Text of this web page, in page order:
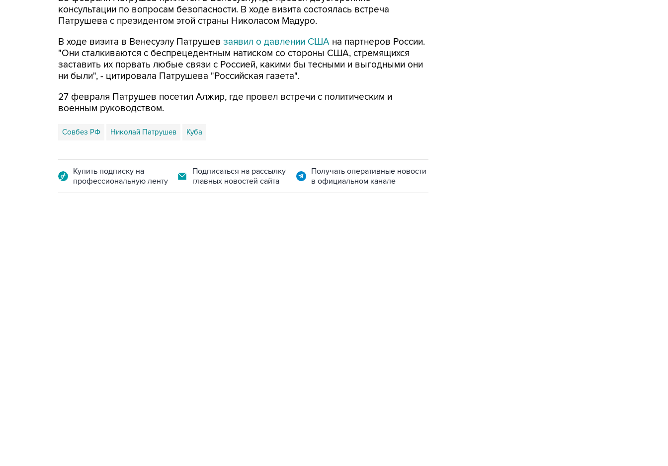
консультации по вопросам безопасности. В ходе визита состоялась встреча
Патрушева с президентом этой страны Николасом Мадуро.
В ходе визита в Венесуэлу Патрушев заявил о давлении США на партнеров России.
"Они сталкиваются с беспрецедентным натиском со стороны США, стремящихся
заставить их порвать любые связи с Россией, какими бы тесными и выгодными они
ни были", - цитировала Патрушева "Российская газета".
27 февраля Патрушев посетил Алжир, где провел встречи с политическим и
военным руководством.
Совбез РФ Николай Патрушев Куба
Купить подписку на
профессиональную ленту
Подписаться на рассылку
главных новостей сайта
Получать оперативные новости
в официальном канале